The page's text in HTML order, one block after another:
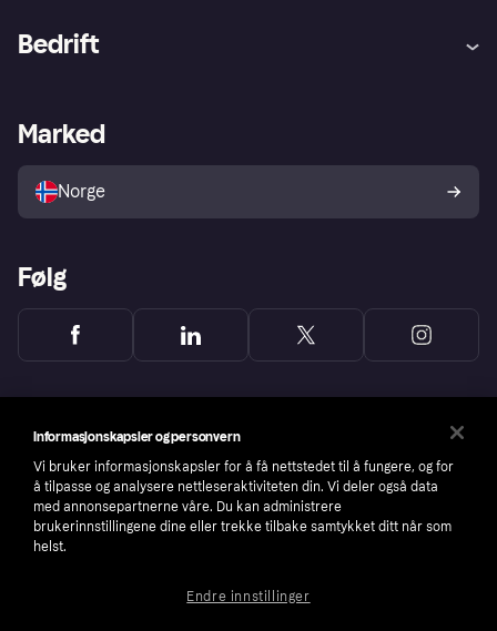
Utforsk butikker
Bedrift
Merchant portal
Marked
Norge
Følg
Informasjonskapsler og personvern
Vi bruker informasjonskapsler for å få nettstedet til å fungere, og for
å tilpasse og analysere nettleseraktiviteten din. Vi deler også data
med annonsepartnerne våre. Du kan administrere
brukerinnstillingene dine eller trekke tilbake samtykket ditt når som
helst.
Endre innstillinger